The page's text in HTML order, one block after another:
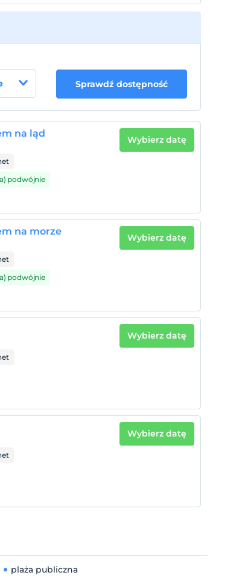
Sprawdź dostępność
na ląd
podwójnie
Wybierz datę
na morze
podwójnie
Wybierz datę
Wybierz datę
Wybierz datę
plaża publiczna